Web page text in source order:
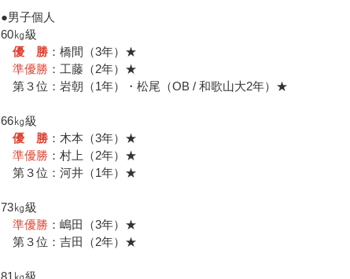
●男子個人
60㎏級
優 勝 ：橋間（3年）★
準優勝 ：工藤（2年）★
第３位：岩朝（1年）・松尾（OB / 和歌山大2年）★
66㎏級
優 勝 ：木本（3年）★
準優勝 ：村上（2年）★
第３位：河井（1年）★
73㎏級
準優勝 ：嶋田（3年）★
第３位：吉田（2年）★
81㎏級